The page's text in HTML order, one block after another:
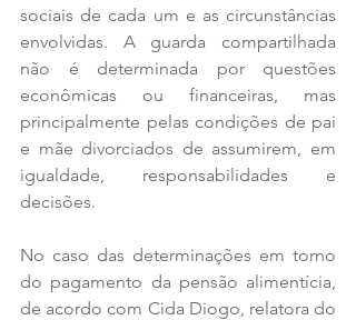
sociais de cada um e as circunstâncias
envolvidas. A guarda compartilhada
não é determinada por questões
econômicas ou financeiras, mas
principalmente pelas condições de pai
e mãe divorciados de assumirem, em
igualdade, responsabilidades e
decisões.
No caso das determinações em torno
do pagamento da pensão alimentícia,
de acordo com Cida Diogo, relatora do